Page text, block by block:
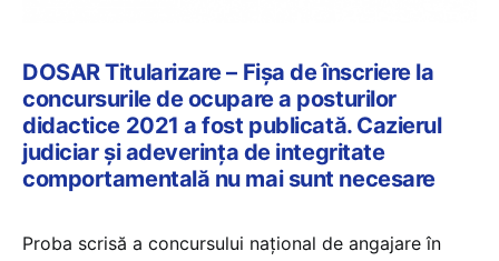
DOSAR Titularizare – Fișa de înscriere la
concursurile de ocupare a posturilor
didactice 2021 a fost publicată. Cazierul
judiciar și adeverința de integritate
comportamentală nu mai sunt necesare
Proba scrisă a concursului național de angajare în